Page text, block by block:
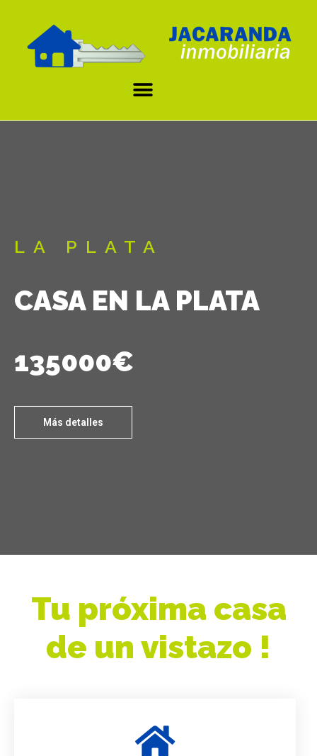
LA PLATA
CASA EN LA PLATA
135000€
Más detalles
Tu próxima casa
de un vistazo !